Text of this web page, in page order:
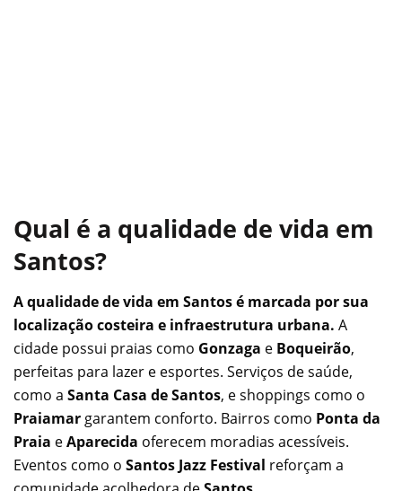
Qual é a qualidade de vida em
Santos?
A qualidade de vida em Santos é marcada por sua
localização costeira e infraestrutura urbana. A
cidade possui praias como Gonzaga e Boqueirão,
perfeitas para lazer e esportes. Serviços de saúde,
como a Santa Casa de Santos, e shoppings como o
Praiamar garantem conforto. Bairros como Ponta da
Praia eAparecida oferecem moradias acessíveis.
Eventos como o Santos Jazz Festival reforçam a